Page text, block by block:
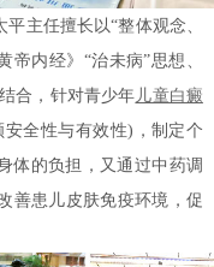
主任擅长以“整体观念、
内经》“治未病”思想、
合，针对青少年儿童白癜
全性与有效性)，制定个
的负担，又通过中药调
善患儿皮肤免疫环境，促